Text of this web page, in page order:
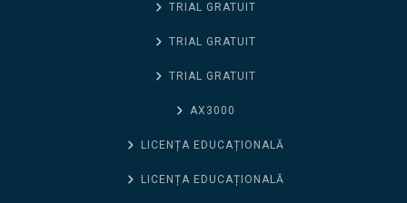
TRIAL GRATUIT
TRIAL GRATUIT
TRIAL GRATUIT
AX3000
LICENȚA EDUCAȚIONALĂ
LICENȚA EDUCAȚIONALĂ